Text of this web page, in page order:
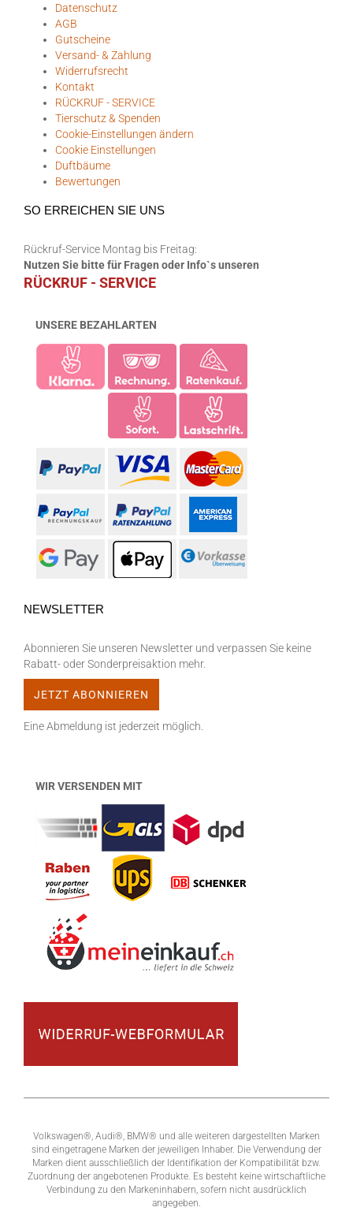
Datenschutz
AGB
Gutscheine
Versand- & Zahlung
Widerrufsrecht
Kontakt
RÜCKRUF - SERVICE
Tierschutz & Spenden
Cookie-Einstellungen ändern
Cookie Einstellungen
Duftbäume
Bewertungen
SO ERREICHEN SIE UNS
Rückruf-Service Montag bis Freitag:
Nutzen Sie bitte für Fragen oder Info`s unseren
RÜCKRUF - SERVICE
UNSERE BEZAHLARTEN
NEWSLETTER
Abonnieren Sie unseren Newsletter und verpassen Sie keine
Rabatt- oder Sonderpreisaktion mehr.
Eine Abmeldung ist jederzeit möglich.
WIR VERSENDEN MIT
Volkswagen®, Audi®, BMW® und alle weiteren dargestellten Marken
sind eingetragene Marken der jeweiligen Inhaber. Die Verwendung der
Marken dient ausschließlich der Identifikation der Kompatibilität bzw.
Zuordnung der angebotenen Produkte. Es besteht keine wirtschaftliche
Verbindung zu den Markeninhabern, sofern nicht ausdrücklich
angegeben.